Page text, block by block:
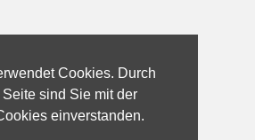
Cookies. Durch
sind Sie mit der
einverstanden.